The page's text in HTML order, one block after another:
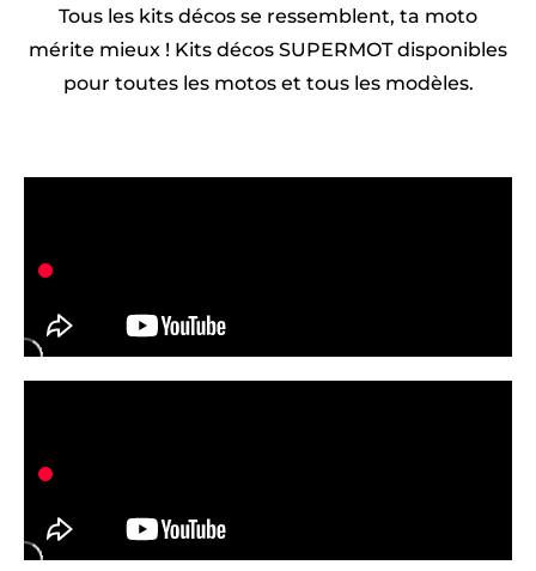
Tous les kits décos se ressemblent, ta moto
mérite mieux ! Kits décos SUPERMOT disponibles
pour toutes les motos et tous les modèles.